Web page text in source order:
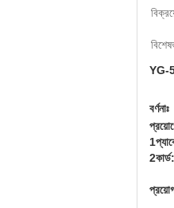
YG-
বর্ণনাঃ